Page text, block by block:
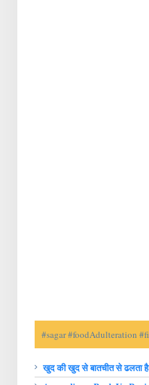
#sagar #foodAdulteration
खुद की खुद से बातचीत से ढलता